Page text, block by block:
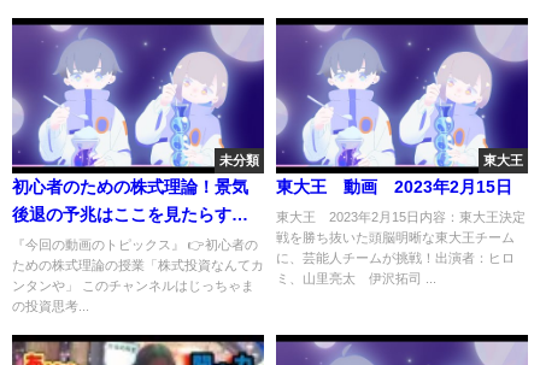
未分類
初心者のための株式理論！景気
後退の予兆はここを見たらすぐ
わかる！過去にアメリカが不況
になる前に必ず起きてる現象も
解説【じっちゃま米国株】
『今回の動画のトピックス』 👉初心者の
ための株式理論の授業「株式投資なんてカ
ンタンや」 このチャンネルはじっちゃま
の投資思考...
東大王
東大王 動画 2023年2月15日
東大王 2023年2月15日内容：東大王決定
戦を勝ち抜いた頭脳明晰な東大王チーム
に、芸能人チームが挑戦！出演者：ヒロ
ミ、山里亮太 伊沢拓司 ...